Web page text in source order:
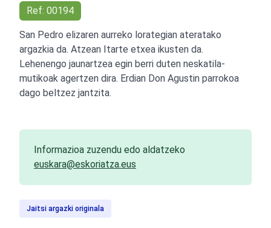
Ref: 00194
San Pedro elizaren aurreko lorategian ateratako
argazkia da. Atzean Itarte etxea ikusten da.
Lehenengo jaunartzea egin berri duten neskatila-
mutikoak agertzen dira. Erdian Don Agustin parrokoa
dago beltzez jantzita.
Informazioa zuzendu edo aldatzeko
euskara@eskoriatza.eus
Jaitsi argazki originala